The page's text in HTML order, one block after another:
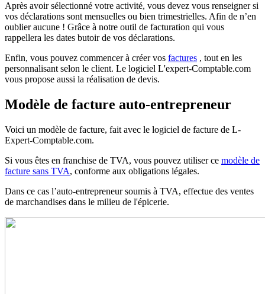
Après avoir sélectionné votre activité, vous devez vous renseigner si
vos déclarations sont mensuelles ou bien trimestrielles. Afin de n’en
oublier aucune ! Grâce à notre outil de facturation qui vous
rappellera les dates butoir de vos déclarations.
Enfin, vous pouvez commencer à créer vos factures , tout en les
personnalisant selon le client. Le logiciel L'expert-Comptable.com
vous propose aussi la réalisation de devis.
Modèle de facture auto-entrepreneur
Voici un modèle de facture, fait avec le logiciel de facture de L-
Expert-Comptable.com.
Si vous êtes en franchise de TVA, vous pouvez utiliser ce modèle de
facture sans TVA, conforme aux obligations légales.
Dans ce cas l’auto-entrepreneur soumis à TVA, effectue des ventes
de marchandises dans le milieu de l'épicerie.